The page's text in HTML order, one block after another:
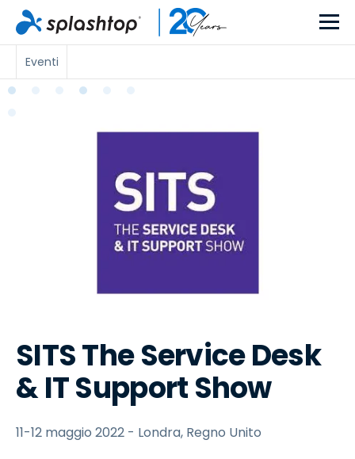
Eventi
SITS The Service Desk
& IT Support Show
11-12 maggio 2022 - Londra, Regno Unito